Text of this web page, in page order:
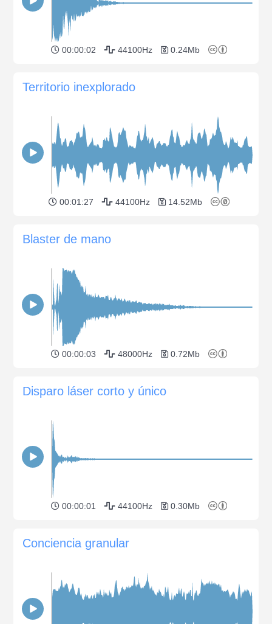
00:00:02 44100Hz 0.24Mb
Territorio inexplorado
00:01:27 44100Hz 14.52Mb
Blaster de mano
00:00:03 48000Hz 0.72Mb
Disparo láser corto y único
00:00:01 44100Hz 0.30Mb
Conciencia granular